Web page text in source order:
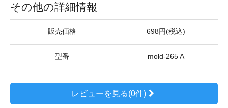
その他の詳細情報
販売価格 698円(税込)
型番 mold-265 A
レビューを見る(0件)